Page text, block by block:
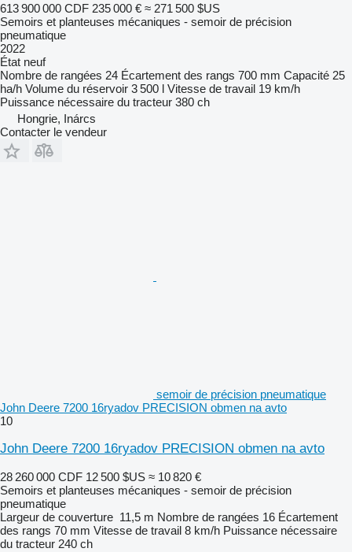
613 900 000 CDF 235 000 € ≈ 271 500 $US
Semoirs et planteuses mécaniques - semoir de précision
pneumatique
2022
État neuf
Nombre de rangées 24 Écartement des rangs 700 mm Capacité 25
ha/h Volume du réservoir 3 500 l Vitesse de travail 19 km/h
Puissance nécessaire du tracteur 380 ch
Hongrie, Inárcs
Contacter le vendeur
semoir de précision pneumatique
John Deere 7200 16ryadov PRECISION obmen na avto
10
John Deere 7200 16ryadov PRECISION obmen na avto
28 260 000 CDF 12 500 $US ≈ 10 820 €
Semoirs et planteuses mécaniques - semoir de précision
pneumatique
Largeur de couverture 11,5 m Nombre de rangées 16 Écartement
des rangs 70 mm Vitesse de travail 8 km/h Puissance nécessaire
du tracteur 240 ch